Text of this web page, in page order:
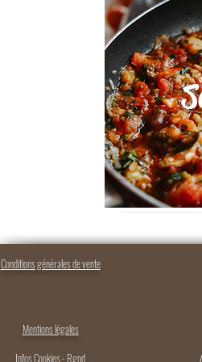
Conditions générales de vente
Mentions légales
Infos Cookies - Rgpd